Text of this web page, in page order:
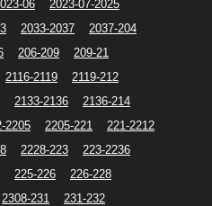
06
2023-07-2025
2033-2037
2037-204
206-209
209-21
2116-2119
2119-212
2133-2136
2136-214
2205 2205-221
221-2212
2228-223
223-2236
225-226
226-228
2308-231
231-232